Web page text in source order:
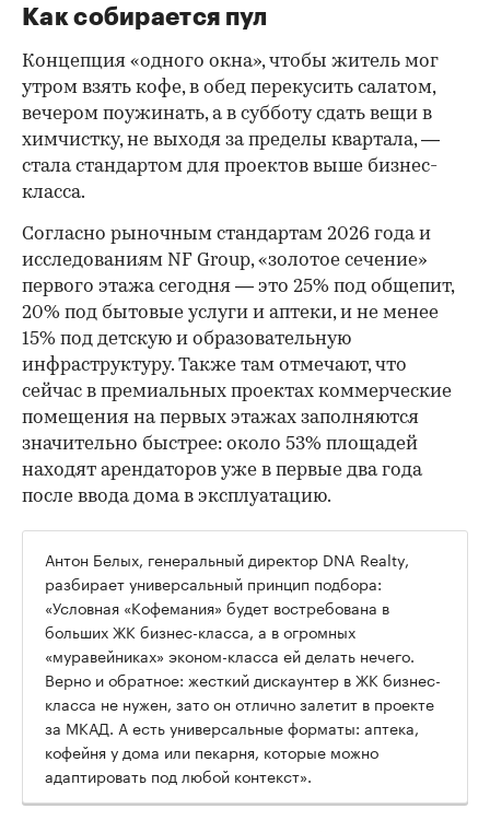
Как собирается пул
Концепция «одного окна», чтобы житель мог
утром взять кофе, в обед перекусить салатом,
вечером поужинать, а в субботу сдать вещи в
химчистку, не выходя за пределы квартала, —
стала стандартом для проектов выше бизнес-
класса.
Согласно рыночным стандартам 2026 года и
исследованиям NF Group, «золотое сечение»
первого этажа сегодня — это 25% под общепит,
20% под бытовые услуги и аптеки, и не менее
15% под детскую и образовательную
инфраструктуру. Также там отмечают, что
сейчас в премиальных проектах коммерческие
помещения на первых этажах заполняются
значительно быстрее: около 53% площадей
находят арендаторов уже в первые два года
после ввода дома в эксплуатацию.
Антон Белых, генеральный директор DNA Realty,
разбирает универсальный принцип подбора:
«Условная «Кофемания» будет востребована в
больших ЖК бизнес-класса, а в огромных
«муравейниках» эконом-класса ей делать нечего.
Верно и обратное: жесткий дискаунтер в ЖК бизнес-
класса не нужен, зато он отлично залетит в проекте
за МКАД. А есть универсальные форматы: аптека,
кофейня у дома или пекарня, которые можно
адаптировать под любой контекст».